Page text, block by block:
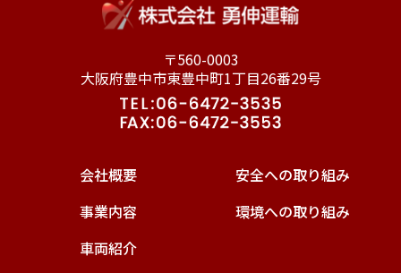
〒560-0003
大阪府豊中市東豊中町1丁目26番29号
会社概要
事業内容
車両紹介
安全への取り組み
環境への取り組み